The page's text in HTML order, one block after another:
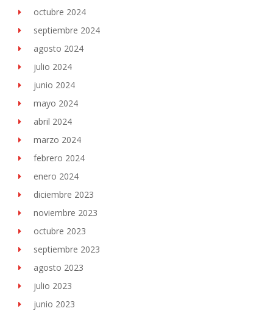
octubre 2024
septiembre 2024
agosto 2024
julio 2024
junio 2024
mayo 2024
abril 2024
marzo 2024
febrero 2024
enero 2024
diciembre 2023
noviembre 2023
octubre 2023
septiembre 2023
agosto 2023
julio 2023
junio 2023